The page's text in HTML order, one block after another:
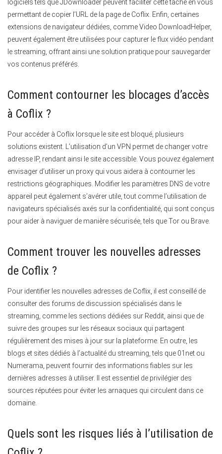
logiciels tels que JDownloader peuvent faciliter cette tâche en vous
permettant de copier l’URL de la page de Coflix. Enfin, certaines
extensions de navigateur dédiées, comme Video DownloadHelper,
peuvent également être utilisées pour capturer le flux vidéo pendant
le streaming, offrant ainsi une solution pratique pour sauvegarder
vos contenus préférés.
Comment contourner les blocages d’accès
à Coflix ?
Pour accéder à Coflix lorsque le site est bloqué, plusieurs
solutions existent. L’utilisation d’un VPN permet de changer votre
adresse IP, rendant ainsi le site accessible. Vous pouvez également
envisager d’utiliser un proxy qui vous aidera à contourner les
restrictions géographiques. Modifier les paramètres DNS de votre
appareil peut également s’avérer utile, tout comme l’utilisation de
navigateurs spécialisés axés sur la confidentialité, qui sont conçus
pour aider à naviguer de manière sécurisée, tels que Tor ou Brave.
Comment trouver les nouvelles adresses
de Coflix ?
Pour identifier les nouvelles adresses de Coflix, il est conseillé de
consulter des forums de discussion spécialisés dans le
streaming, comme les sections dédiées sur Reddit, ainsi que de
suivre des groupes sur les réseaux sociaux qui partagent
régulièrement des mises à jour sur la plateforme. En outre, les
blogs et sites dédiés à l’actualité du streaming, tels que 01net ou
Numerama, peuvent fournir des informations fiables sur les
dernières adresses à utiliser. Il est essentiel de privilégier des
sources réputées pour éviter les arnaques qui circulent dans ce
domaine.
Quels sont les risques liés à l’utilisation de